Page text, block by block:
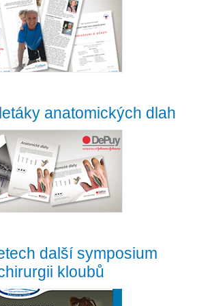
anatomických dlah
další symposium
kloubů